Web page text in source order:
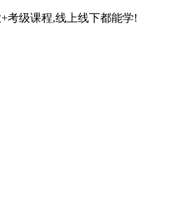
考级课程,线上线下都能学!